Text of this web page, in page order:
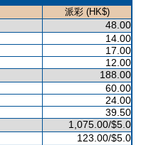
派彩 (HK$)
48.00
14.00
17.00
12.00
188.00
60.00
24.00
39.50
1,075.00/$5.0
123.00/$5.0